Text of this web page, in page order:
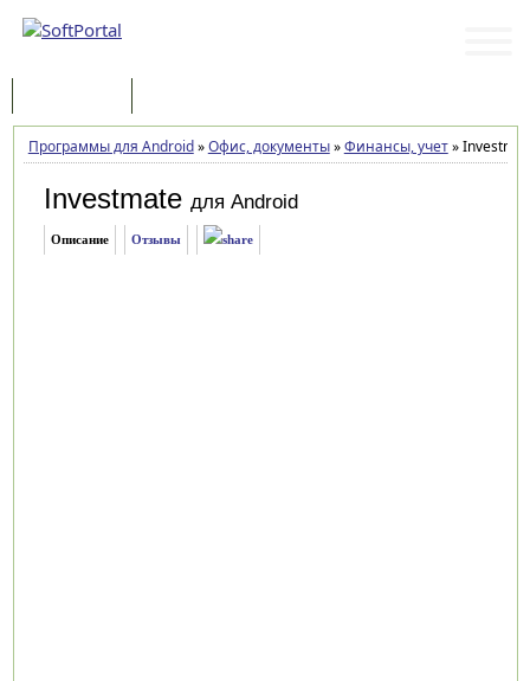
Программы для Android»Офис, документы»Финансы, учет»
Investmate для Android
Описание Отзывы